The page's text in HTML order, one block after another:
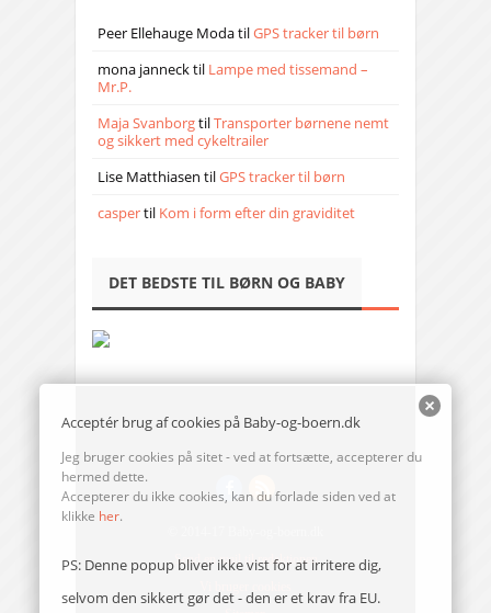
Peer Ellehauge ModatilGPS tracker til børn
mona jannecktil Lampe med tissemand –
Mr.P.
Maja SvanborgtilTransporter børnene nemt
og sikkert med cykeltrailer
Lise Matthiasen tilGPS tracker til børn
caspertil Kom i form efter din graviditet
DET BEDSTE TIL BØRN OG BABY
Send en mail til redaktionen
Acceptér brug af cookies på Baby-og-boern.dk
Jeg bruger cookies på sitet - ved at fortsætte, accepterer du
hermed dette.
Accepterer du ikke cookies, kan du forlade siden ved at
klikke her.
PS: Denne popup bliver ikke vist for at irritere dig,
selvom den sikkert gør det - den er et krav fra EU.